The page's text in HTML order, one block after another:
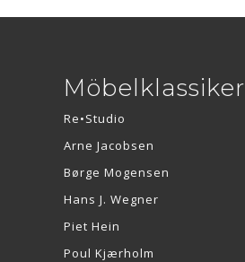
Möbelklassiker
Re•Studio
Arne Jacobsen
Børge Mogensen
Hans J. Wegner
Piet Hein
Poul Kjærholm